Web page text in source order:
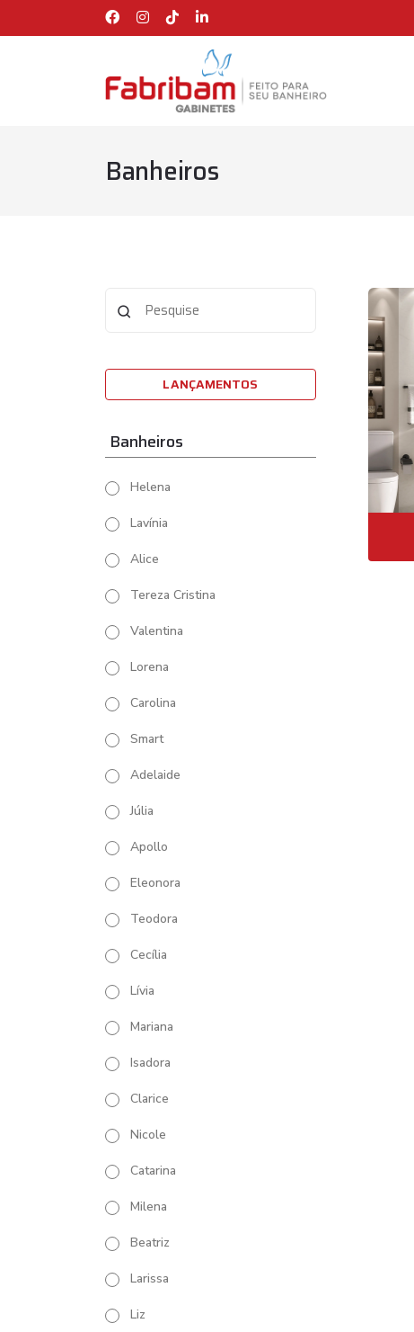
Banheiros
LANÇAMENTOS
Banheiros
Helena
Lavínia
Alice
Tereza Cristina
Valentina
Lorena
Carolina
Smart
Adelaide
Júlia
Apollo
Eleonora
Teodora
Cecília
Lívia
Mariana
Isadora
Clarice
Nicole
Catarina
Milena
Beatriz
Larissa
Liz